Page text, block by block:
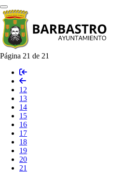
Página 21 de 21
12
13
14
15
16
17
18
19
20
21